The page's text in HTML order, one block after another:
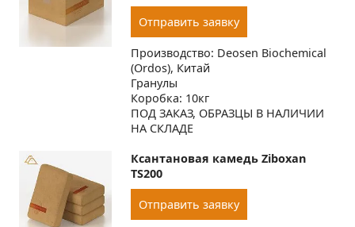
Отправить заявку
Производство: Deosen Biochemical
(Ordos), Китай
Гранулы
Коробка: 10кг
ПОД ЗАКАЗ, ОБРАЗЦЫ В НАЛИЧИИ
НА СКЛАДЕ
Ксантановая камедь Ziboxan
TS200
Отправить заявку